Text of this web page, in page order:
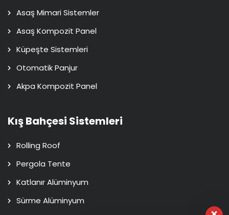
Asaş Mimari Sistemler
Asaş Kompozit Panel
Küpeşte Sistemleri
Otomatik Panjur
Akpa Kompozit Panel
Kış Bahçesi Sistemleri
Rolling Roof
Pergola Tente
Katlanır Alüminyum
Sürme Alüminyum